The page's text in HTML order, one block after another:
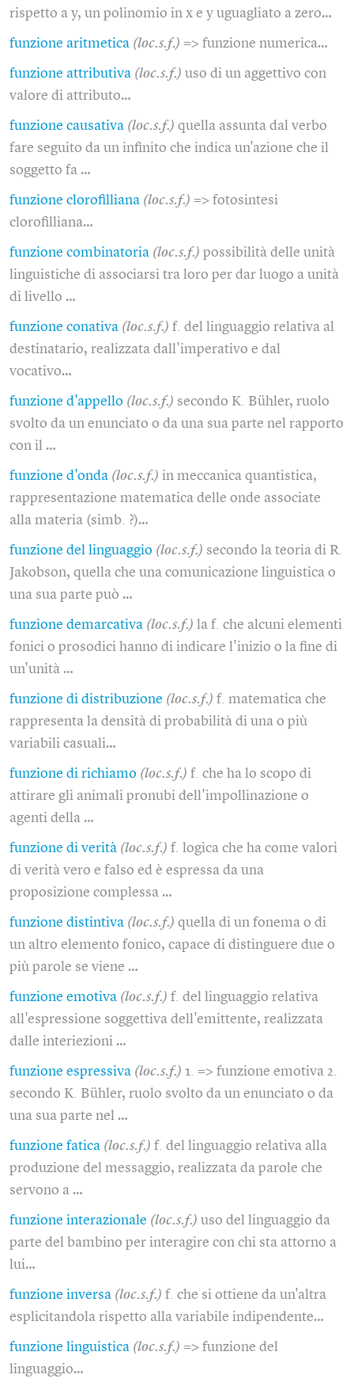
rispetto a y, un polinomio in x e y uguagliato a zero…
funzione aritmetica (loc.s.f.) => funzione numerica…
funzione attributiva (loc.s.f.) uso di un aggettivo con
valore di attributo…
funzione causativa (loc.s.f.) quella assunta dal verbo
fare seguito da un infinito che indica un'azione che il
soggetto fa …
funzione clorofilliana (loc.s.f.) => fotosintesi
clorofilliana…
funzione combinatoria (loc.s.f.) possibilità delle unità
linguistiche di associarsi tra loro per dar luogo a unità
di livello …
funzione conativa (loc.s.f.) f. del linguaggio relativa al
destinatario, realizzata dall'imperativo e dal
vocativo…
funzione d'appello (loc.s.f.) secondo K. Bühler, ruolo
svolto da un enunciato o da una sua parte nel rapporto
con il …
funzione d'onda (loc.s.f.) in meccanica quantistica,
rappresentazione matematica delle onde associate
alla materia (simb. ?)…
funzione del linguaggio (loc.s.f.) secondo la teoria di R.
Jakobson, quella che una comunicazione linguistica o
una sua parte può …
funzione demarcativa (loc.s.f.) la f. che alcuni elementi
fonici o prosodici hanno di indicare l'inizio o la fine di
un'unità …
funzione di distribuzione (loc.s.f.) f. matematica che
rappresenta la densità di probabilità di una o più
variabili casuali…
funzione di richiamo (loc.s.f.) f. che ha lo scopo di
attirare gli animali pronubi dell'impollinazione o
agenti della …
funzione di verità (loc.s.f.) f. logica che ha come valori
di verità vero e falso ed è espressa da una
proposizione complessa …
funzione distintiva (loc.s.f.) quella di un fonema o di
un altro elemento fonico, capace di distinguere due o
più parole se viene …
funzione emotiva (loc.s.f.) f. del linguaggio relativa
all'espressione soggettiva dell'emittente, realizzata
dalle interiezioni …
funzione espressiva (loc.s.f.) 1. => funzione emotiva 2.
secondo K. Bühler, ruolo svolto da un enunciato o da
una sua parte nel …
funzione fatica (loc.s.f.) f. del linguaggio relativa alla
produzione del messaggio, realizzata da parole che
servono a …
funzione interazionale (loc.s.f.) uso del linguaggio da
parte del bambino per interagire con chi sta attorno a
lui…
funzione inversa (loc.s.f.) f. che si ottiene da un'altra
esplicitandola rispetto alla variabile indipendente…
funzione linguistica (loc.s.f.) => funzione del
linguaggio…